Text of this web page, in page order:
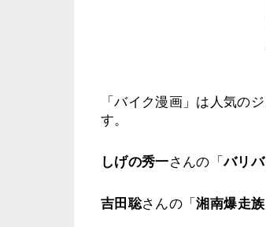
「バイク漫画」は人気の
す。
しげの秀一さんの「バリ
吉田聡さんの「湘南爆走族